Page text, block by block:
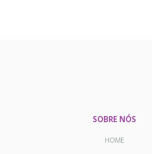
SOBRE NÓS
HOME